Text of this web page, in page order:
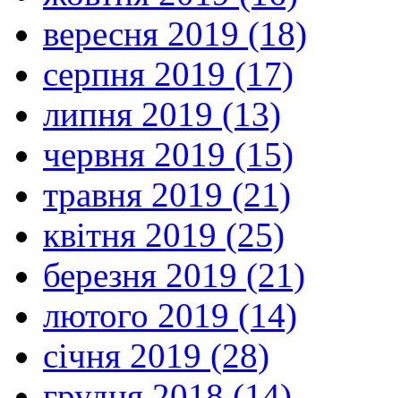
вересня 2019 (18)
серпня 2019 (17)
липня 2019 (13)
червня 2019 (15)
травня 2019 (21)
квітня 2019 (25)
березня 2019 (21)
лютого 2019 (14)
січня 2019 (28)